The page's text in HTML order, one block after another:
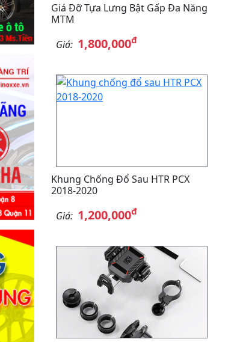
Giá Đỡ Tựa Lưng Bật Gấp Đa Năng
MTM
Giá: 1,800,000đ
Khung Chống Đổ Sau HTR PCX
2018-2020
Giá: 1,200,000đ